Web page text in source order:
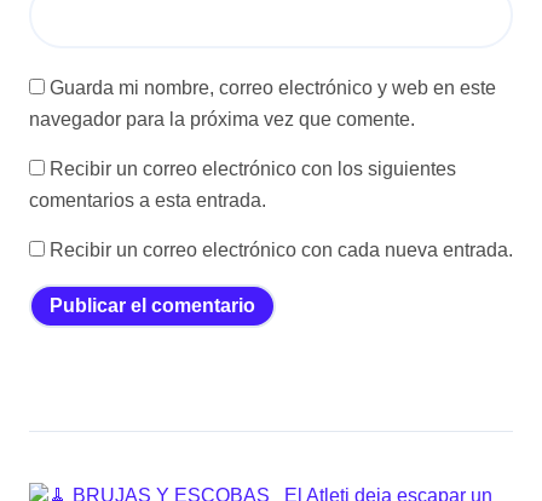
Guarda mi nombre, correo electrónico y web en este
navegador para la próxima vez que comente.
Recibir un correo electrónico con los siguientes
comentarios a esta entrada.
Recibir un correo electrónico con cada nueva entrada.